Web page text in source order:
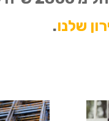
שלנו.